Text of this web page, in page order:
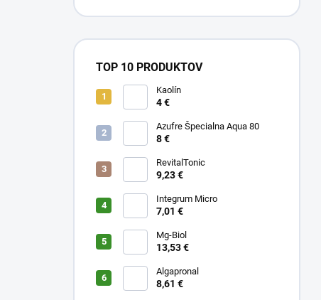
TOP 10 PRODUKTOV
Kaolín
4 €
Azufre Špecialna Aqua 80
8 €
RevitalTonic
9,23 €
Integrum Micro
7,01 €
Mg-Biol
13,53 €
Algapronal
8,61 €